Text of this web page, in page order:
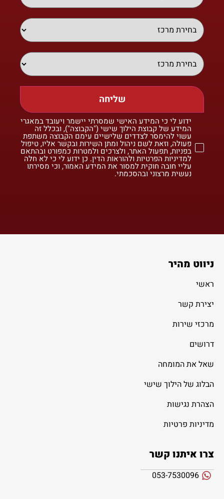
שליחה
ידוע לי כי המידע האישי שמסרתי יישמר ויעובד במאגרי
המידע של קבוצת הילוך שישי ("הקבוצה"), ובכלל זה
עשוי להימסר לצדדים שלישיים עימם הקבוצה משתפת
פעולה, וזאת לשם ניהול ומתן השירות ובקשר אליו, טיפול
בפניות, תפעול האתר, ולצרכים ולמטרות כמפורט ובהתאם
למדיניות הפרטיות ולהוראות הדין. כן ידוע לי כי לא חלה
עליי חובה חוקית למסור את המידע האמור, וכי מסירתו
נעשית מרצוני ובהסכמתי.
ניווט מהיר
ראשי
יצירת קשר
מרכזי שירות
דרושים
שאל את המומחה
הבלוג של הילוך שישי
הצהרת נגישות
מדיניות פרטיות
צרו איתנו קשר
053-7530096